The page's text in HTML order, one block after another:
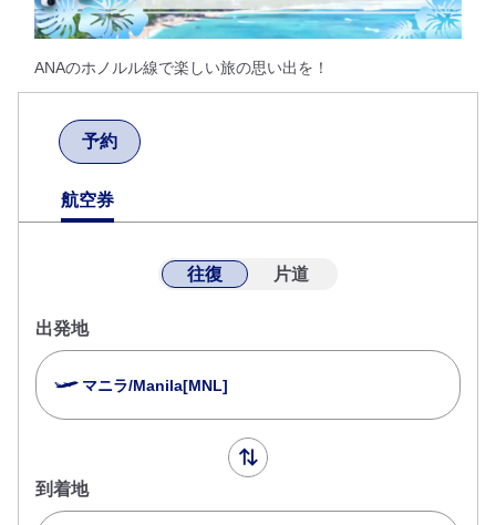
ANAのホノルル線で楽しい旅の思い出を！
予約
航空券
往復 片道
出発地
マニラ/Manila[MNL]
到着地